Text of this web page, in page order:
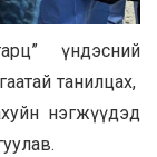
үндэсний
танилцах,
нэгжүүдэд